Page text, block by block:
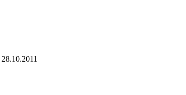
28.10.2011